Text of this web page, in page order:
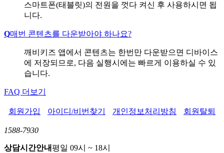
스마트폰(태블릿)의 전원을 껏다 켜신 후 사용하시면 됩
니다.
Q매번 콘텐츠를 다운받아야 하나요?
깨비키즈 앱에서 콘텐츠는 한번만 다운받으면 디바이스
에 저장되므로, 다음 실행시에는 빠르게 이용하실 수 있
습니다.
FAQ 더보기
회원가입 아이디/비번찾기 개인정보처리방침 회원탈퇴
1588-7930
상담시간안내평일 09시 ~ 18시